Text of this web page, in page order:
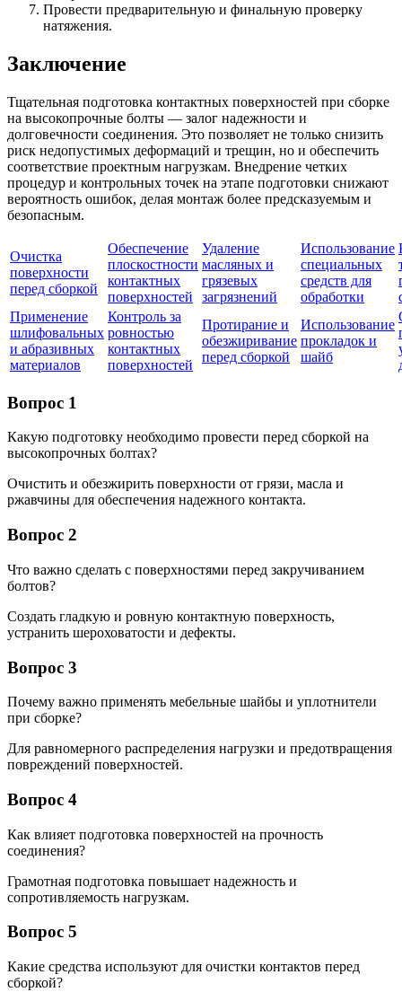
Провести предварительную и финальную проверку
натяжения.
Заключение
Тщательная подготовка контактных поверхностей при сборке
на высокопрочные болты — залог надежности и
долговечности соединения. Это позволяет не только снизить
риск недопустимых деформаций и трещин, но и обеспечить
соответствие проектным нагрузкам. Внедрение четких
процедур и контрольных точек на этапе подготовки снижают
вероятность ошибок, делая монтаж более предсказуемым и
безопасным.
Очистка
поверхности
перед сборкой
Обеспечение
плоскостности
контактных
поверхностей
Удаление
масляных и
грязевых
загрязнений
Использование
специальных
средств для
обработки
Применение
шлифовальных
и абразивных
материалов
Контроль за
ровностью
контактных
поверхностей
Протирание и
обезжиривание
перед сборкой
Использование
прокладок и
шайб
Вопрос 1
Какую подготовку необходимо провести перед сборкой на
высокопрочных болтах?
Очистить и обезжирить поверхности от грязи, масла и
ржавчины для обеспечения надежного контакта.
Вопрос 2
Что важно сделать с поверхностями перед закручиванием
болтов?
Создать гладкую и ровную контактную поверхность,
устранить шероховатости и дефекты.
Вопрос 3
Почему важно применять мебельные шайбы и уплотнители
при сборке?
Для равномерного распределения нагрузки и предотвращения
повреждений поверхностей.
Вопрос 4
Как влияет подготовка поверхностей на прочность
соединения?
Грамотная подготовка повышает надежность и
сопротивляемость нагрузкам.
Вопрос 5
Какие средства используют для очистки контактов перед
сборкой?